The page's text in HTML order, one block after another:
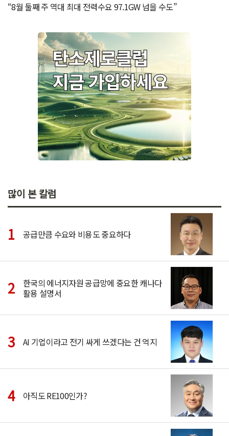
“8월 둘째 주 역대 최대 전력수요 97.1GW 넘을 수도”
많이 본 칼럼
공급만큼 수요와 비용도 중요하다
한국의 에너지자원 공급망에 중요한 캐나다
활용 설명서
AI 기업이라고 전기 싸게 쓰겠다는 건 억지
아직도 RE100인가?